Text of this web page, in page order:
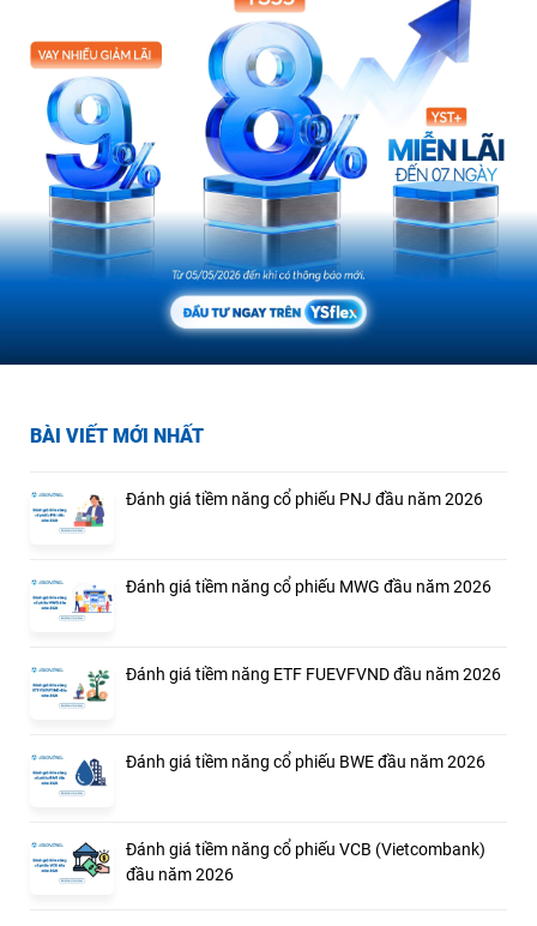
BÀI VIẾT MỚI NHẤT
Đánh giá tiềm năng cổ phiếu PNJ đầu năm 2026
Đánh giá tiềm năng cổ phiếu MWG đầu năm 2026
Đánh giá tiềm năng ETF FUEVFVND đầu năm 2026
Đánh giá tiềm năng cổ phiếu BWE đầu năm 2026
Đánh giá tiềm năng cổ phiếu VCB (Vietcombank)
đầu năm 2026